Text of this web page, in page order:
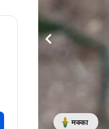
मक्का